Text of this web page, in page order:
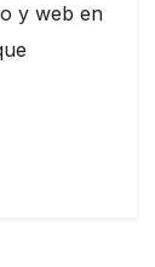
y web en